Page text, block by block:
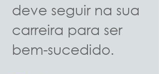
deve seguir na sua
carreira para ser
bem-sucedido.